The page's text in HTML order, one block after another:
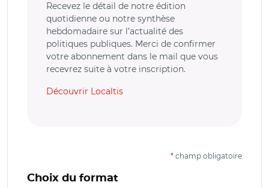
Recevez le détail de notre édition
quotidienne ou notre synthèse
hebdomadaire sur l’actualité des
politiques publiques. Merci de confirmer
votre abonnement dans le mail que vous
recevrez suite à votre inscription.
Découvrir Localtis
* champ obligatoire
Choix du format